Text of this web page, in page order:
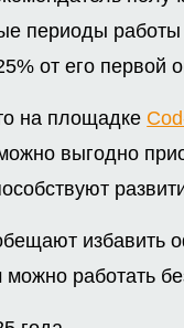
периоды работы
от его первой
на площадке
выгодно
избавить
работать